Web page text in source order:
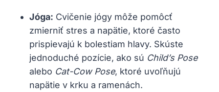
Jóga: Cvičenie jógy môže pomôcť
zmierniť stres a napätie, ktoré často
prispievajú k bolestiam hlavy. Skúste
jednoduché pozície, ako sú Child’s Pose
alebo Cat-Cow Pose, ktoré uvoľňujú
napätie v krku a ramenách.